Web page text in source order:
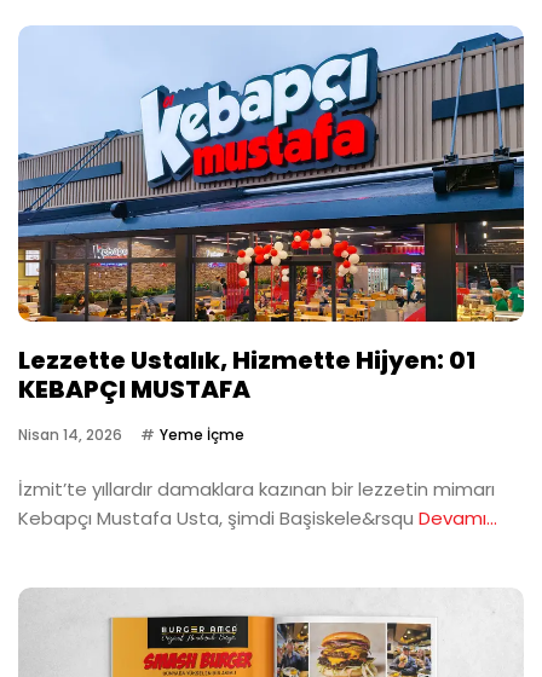
Lezzette Ustalık, Hizmette Hijyen: 01
KEBAPÇI MUSTAFA
Nisan 14, 2026 Yeme İçme
İzmit’te yıllardır damaklara kazınan bir lezzetin mimarı
Kebapçı Mustafa Usta, şimdi Başiskele&rsqu Devamı...